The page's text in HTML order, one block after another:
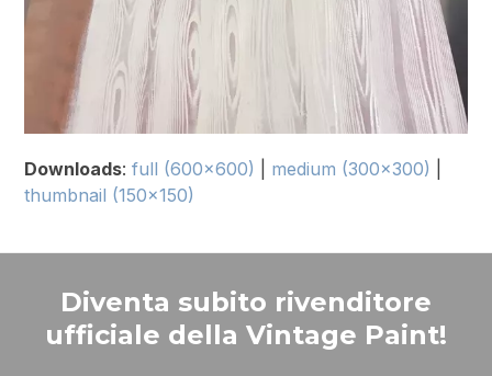
Downloads:full (600x600) medium (300x300)
thumbnail (150x150)
Diventa subito rivenditore
ufficiale della Vintage Paint!